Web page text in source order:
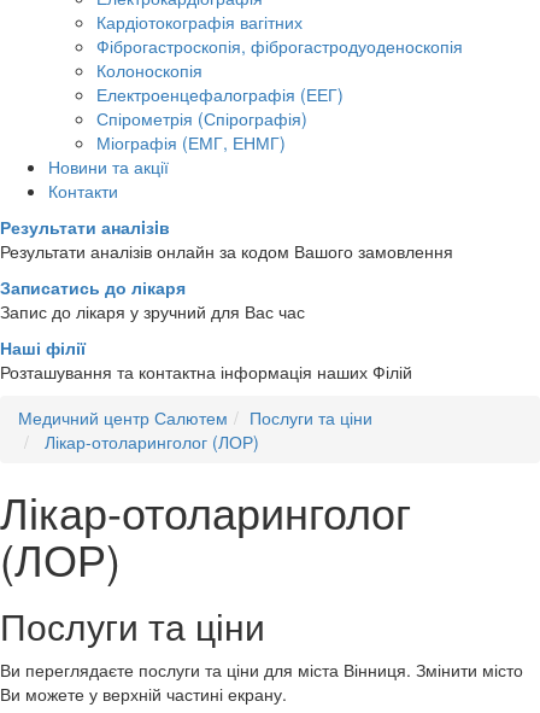
Кардіотокографія вагітних
Фіброгастроскопія, фіброгастродуоденоскопія
Колоноскопія
Електроенцефалографія (ЕЕГ)
Спірометрія (Спірографія)
Міографія (ЕМГ, ЕНМГ)
Новини та акції
Контакти
Результати аналiзiв
Результати аналізів онлайн за кодом Вашого замовлення
Записатись до лікаря
Запис до лікаря у зручний для Вас час
Наші філії
Розташування та контактна інформація наших Філій
Медичний центр Салютем
Послуги та ціни
Лікар-отоларинголог (ЛОР)
Лікар-отоларинголог
(ЛОР)
Послуги та ціни
Ви переглядаєте послуги та ціни для міста Вінниця. Змінити місто
Ви можете у верхній частині екрану.